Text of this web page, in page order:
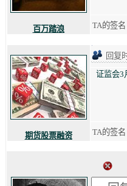
百万踏浪 TA的签名
期货股票融资
回复
证监会3
TA的签